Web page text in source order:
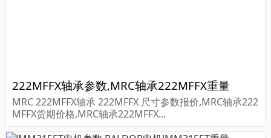
222MFFX轴承参数,MRC轴承222MFFX重量
MRC 222MFFX轴承 222MFFX 尺寸参数报价,MRC轴承222
MFFX货期价格,MRC轴承222MFFX...